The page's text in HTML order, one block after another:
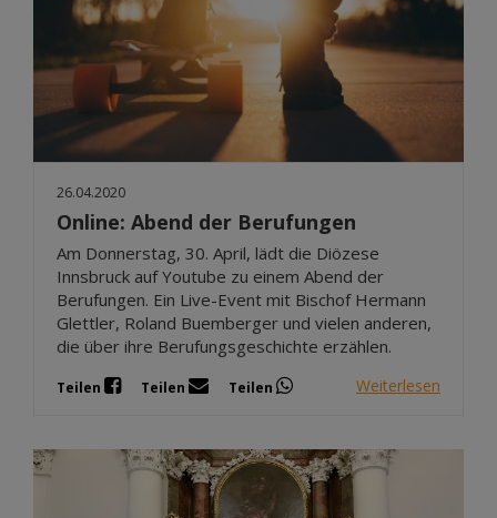
26.04.2020
Online: Abend der Berufungen
Am Donnerstag, 30. April, lädt die Diözese
Innsbruck auf Youtube zu einem Abend der
Berufungen. Ein Live-Event mit Bischof Hermann
Glettler, Roland Buemberger und vielen anderen,
die über ihre Berufungsgeschichte erzählen.
Teilen Teilen Teilen Weiterlesen